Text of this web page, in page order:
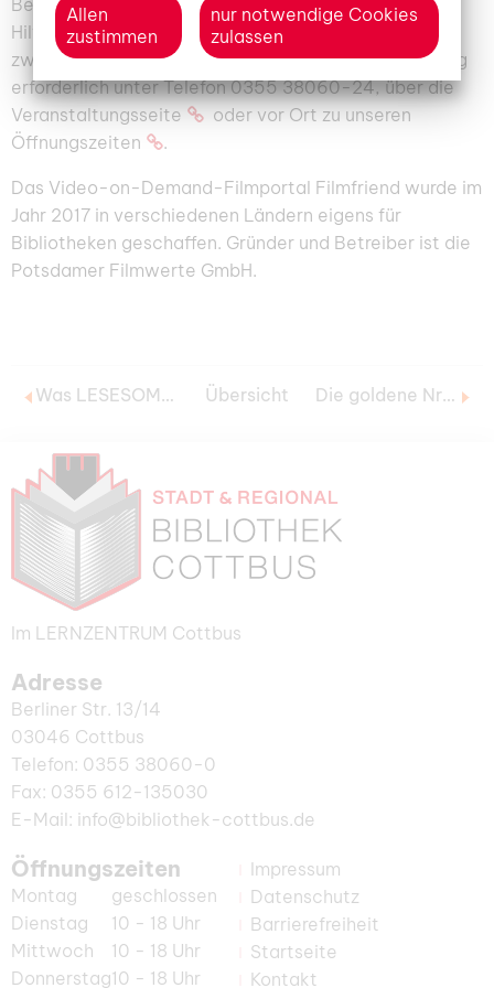
Hilfe an. Für unsere Sprechstunde (immer dienstags
zwischen 15.00 Uhr und 16.30 Uhr) ist eine Anmeldung
erforderlich unter Telefon 0355 38060-24, über die
Veranstaltungsseite
oder vor Ort zu unseren
Öffnungszeiten
.
Das Video-on-Demand-Filmportal Filmfriend wurde im
Jahr 2017 in verschiedenen Ländern eigens für
Bibliotheken geschaffen. Gründer und Betreiber ist die
Potsdamer Filmwerte GmbH.
Was LESESOMMER-Clubmitglieder wissen müssen Übersicht Die goldene Nr. 11 der Modellstadt Cottbus-Innenstadt-Heftreihe
Im LERNZENTRUM Cottbus
Adresse
Berliner Str. 13/14
03046 Cottbus
Telefon: 0355 38060-0
Fax: 0355 612-135030
E-Mail: info@bibliothek-cottbus.de
Öffnungszeiten
Montag
geschlossen
Dienstag
10 - 18 Uhr
Mittwoch
10 - 18 Uhr
Donnerstag10 - 18 Uhr
Impressum
Datenschutz
Barrierefreiheit
Startseite
Kontakt
Allen
zustimmen
nur notwendige Cookies
zulassen